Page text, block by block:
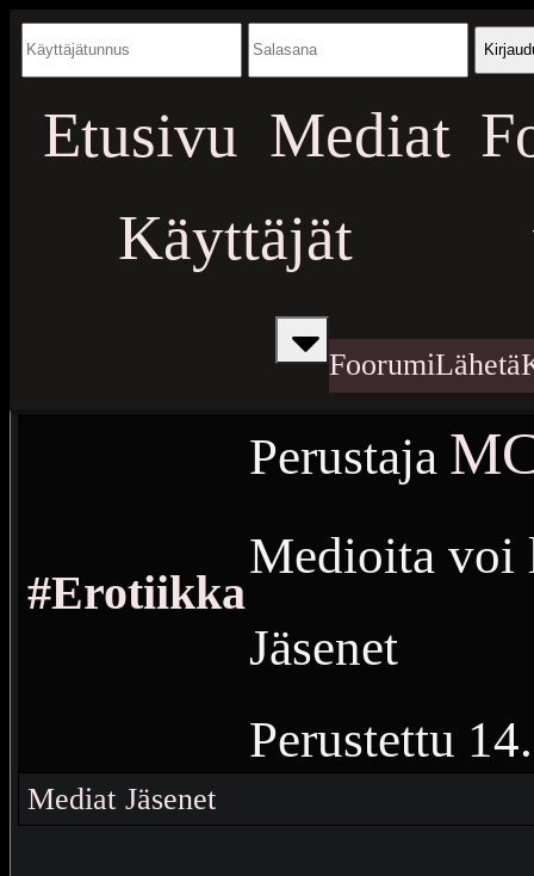
Etusivu Mediat
Käyttäjät
FoorumiLähetä
#Erotiikka
Perustaja
Medioita voi
Jäsenet
Perustettu
Mediat Jäsenet